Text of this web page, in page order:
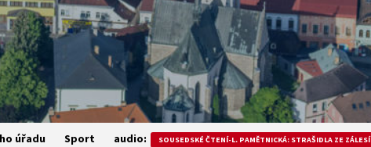
úřadu Sport audio: SOUSEDSKÉ ČTENÍ-L. PAMĚTNICKÁ: STRAŠIDLA ZE ZÁLESÍ